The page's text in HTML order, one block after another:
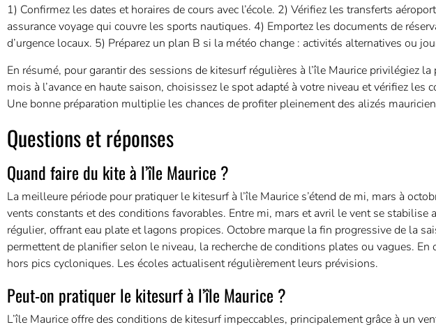
1) Confirmez les dates et horaires de cours avec l’école. 2) Vérifiez les transferts
assurance voyage qui couvre les sports nautiques. 4) Emportez les documents de
d’urgence locaux. 5) Préparez un plan B si la météo change : activités alternatives ou
En résumé, pour garantir des sessions de kitesurf régulières à l’île Maurice privilégiez
mois à l’avance en haute saison, choisissez le spot adapté à votre niveau et vérifiez
Une bonne préparation multiplie les chances de profiter pleinement des alizés
Questions et réponses
Quand faire du kite à l’île Maurice ?
La meilleure période pour pratiquer le kitesurf à l’île Maurice s’étend de mi, mars à
vents constants et des conditions favorables. Entre mi, mars et avril le vent se stabilise
régulier, offrant eau plate et lagons propices. Octobre marque la fin progressive de la
permettent de planifier selon le niveau, la recherche de conditions plates ou vagues.
hors pics cycloniques. Les écoles actualisent régulièrement leurs prévisions.
Peut-on pratiquer le kitesurf à l’île Maurice ?
L’île Maurice offre des conditions de kitesurf impeccables, principalement grâce à un